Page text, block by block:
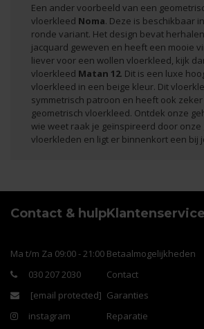
Een ander voorbeeld van een
vloerkleed Noma. Deze is beschikbaar
ronde variant. Het design bevat
jacquard geweven en heeft een mooie
liever voor een wollen vloerkleed, kijk
vloerkleed Matan 12. Dit is een luxe
vloerkleed in een beige kleur. Dit
symmetrisch patroon en heeft ook
geometrisch vloerkleed. Ontdek onze
wie weet raak je geïnspireerd door onze
vloerkleden en ligt er binnenkort een bij
Contact & hulp
Ma t/m Za 09:00 - 21:00
030 207 2030
[email protected]
instagram
Klantenservice
Betaalmogelijkheden
Contact
Garanties
Reparatie